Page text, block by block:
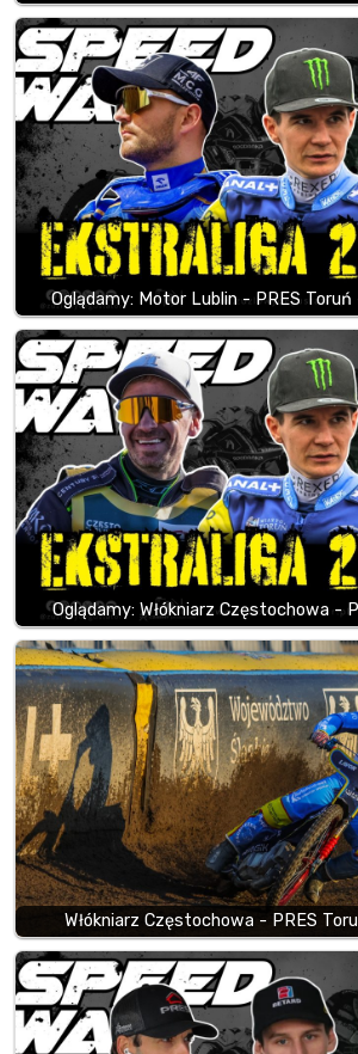
Oglądamy: Motor Lublin - PRES Toruń
Oglądamy: Włókniarz Częstochowa -
Włókniarz Częstochowa - PRES